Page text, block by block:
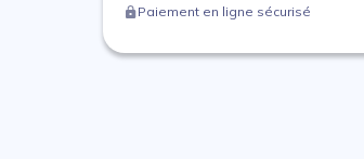
Paiement en ligne sécurisé